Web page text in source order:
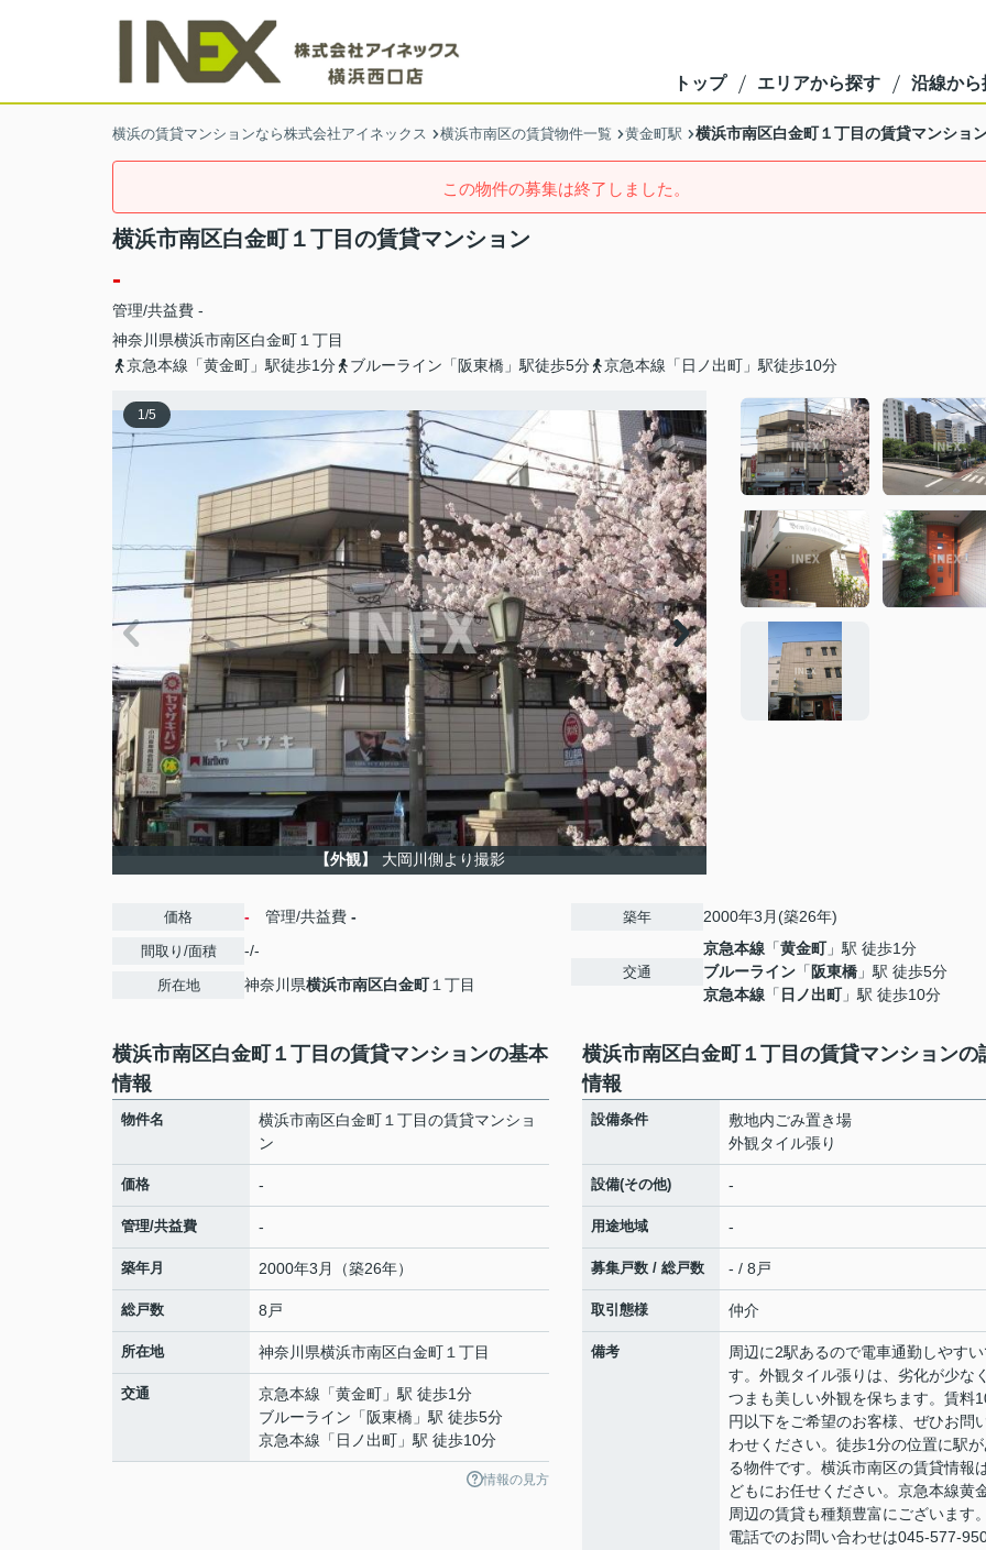
トップ エリアから探す 沿線から
横浜の賃貸マンションなら株式会社アイネックス 横浜市南区の賃貸物件一覧 黄金町駅 横浜市南区白金町１丁目の賃貸マンショ
この物件の募集は終了しました。
横浜市南区白金町１丁目の賃貸マンション
-
管理/共益費 -
神奈川県横浜市南区白金町 １丁目
京急本線「黄金町」駅徒歩1分
ブルーライン「阪東橋」駅徒歩5分 京急本線「日ノ出町」駅徒歩10分
1/5
【外観】 大岡川側より撮影
価格 - 管理/共益費 -
間取り/面積 -/-
所在地 神奈川県横浜市南区白金町１丁目
築年 2000年3月(築26年)
交通
京急本線 「黄金町」駅 徒歩1分
ブルーライン 「 阪東橋 」駅 徒歩5分
京急本線 「 日ノ出町」駅 徒歩10分
横浜市南区白金町１丁目の賃貸マンションの基本
情報
物件名
横浜市南区白金町１丁目の賃貸マンショ
ン
価格 -
管理/共益費 -
築年月 2000年3月（築26年）
総戸数 8戸
所在地 神奈川県横浜市南区白金町 １丁目
交通 京急本線 「黄金町 」駅 徒歩1分
ブルーライン 「 阪東橋 」駅 徒歩5分
京急本線 「 日ノ出町 」駅 徒歩10分
情報の見方
横浜市南区白金町１丁目の賃貸マンションの
情報
設備条件
敷地内ごみ置き場
外観タイル張り
設備(その他) -
用途地域 -
募集戸数 / 総戸数 - / 8戸
取引態様 仲介
備考
周辺に2駅あるので電車通勤しやす
す。外観タイル張りは、劣化が少な
つまも美しい外観を保ちます。賃料
円以下をご希望のお客様、ぜひお問
わせください。徒歩1分の位置に駅が
る物件です。横浜市南区の賃貸情報
どもにお任せください。京急本線黄
周辺の賃貸も種類豊富にございます
電話でのお問い合わせは045-577-